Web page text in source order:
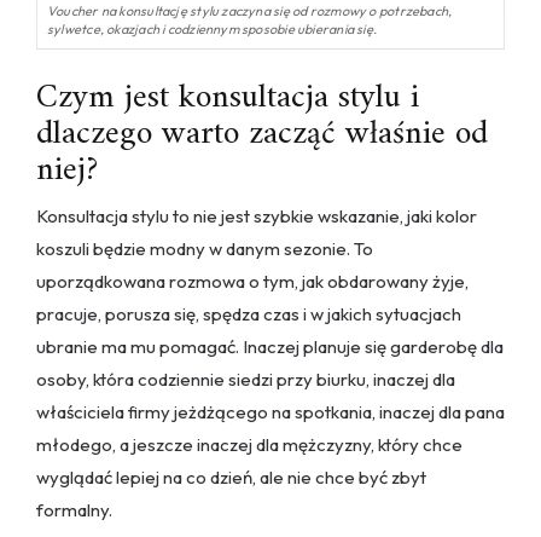
Voucher na konsultację stylu zaczyna się od rozmowy o potrzebach,
sylwetce, okazjach i codziennym sposobie ubierania się.
Czym jest konsultacja stylu i
dlaczego warto zacząć właśnie od
niej?
Konsultacja stylu to nie jest szybkie wskazanie, jaki kolor
koszuli będzie modny w danym sezonie. To
uporządkowana rozmowa o tym, jak obdarowany żyje,
pracuje, porusza się, spędza czas i w jakich sytuacjach
ubranie ma mu pomagać. Inaczej planuje się garderobę dla
osoby, która codziennie siedzi przy biurku, inaczej dla
właściciela firmy jeżdżącego na spotkania, inaczej dla pana
młodego, a jeszcze inaczej dla mężczyzny, który chce
wyglądać lepiej na co dzień, ale nie chce być zbyt
formalny.